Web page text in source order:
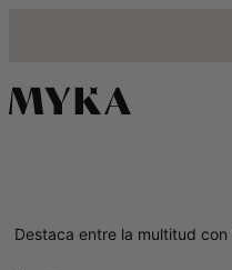
Destaca entre la multitud